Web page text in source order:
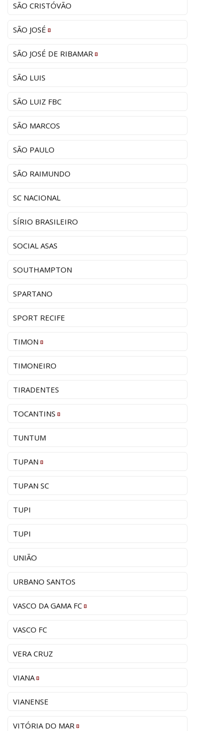
SÃO CRISTÓVÃO
SÃO JOSÉ
SÃO JOSÉ DE RIBAMAR
SÃO LUIS
SÃO LUIZ FBC
SÃO MARCOS
SÃO PAULO
SÃO RAIMUNDO
SC NACIONAL
SÍRIO BRASILEIRO
SOCIAL ASAS
SOUTHAMPTON
SPARTANO
SPORT RECIFE
TIMON
TIMONEIRO
TIRADENTES
TOCANTINS
TUNTUM
TUPAN
TUPAN SC
TUPI
TUPI
UNIÃO
URBANO SANTOS
VASCO DA GAMA FC
VASCO FC
VERA CRUZ
VIANA
VIANENSE
VITÓRIA DO MAR